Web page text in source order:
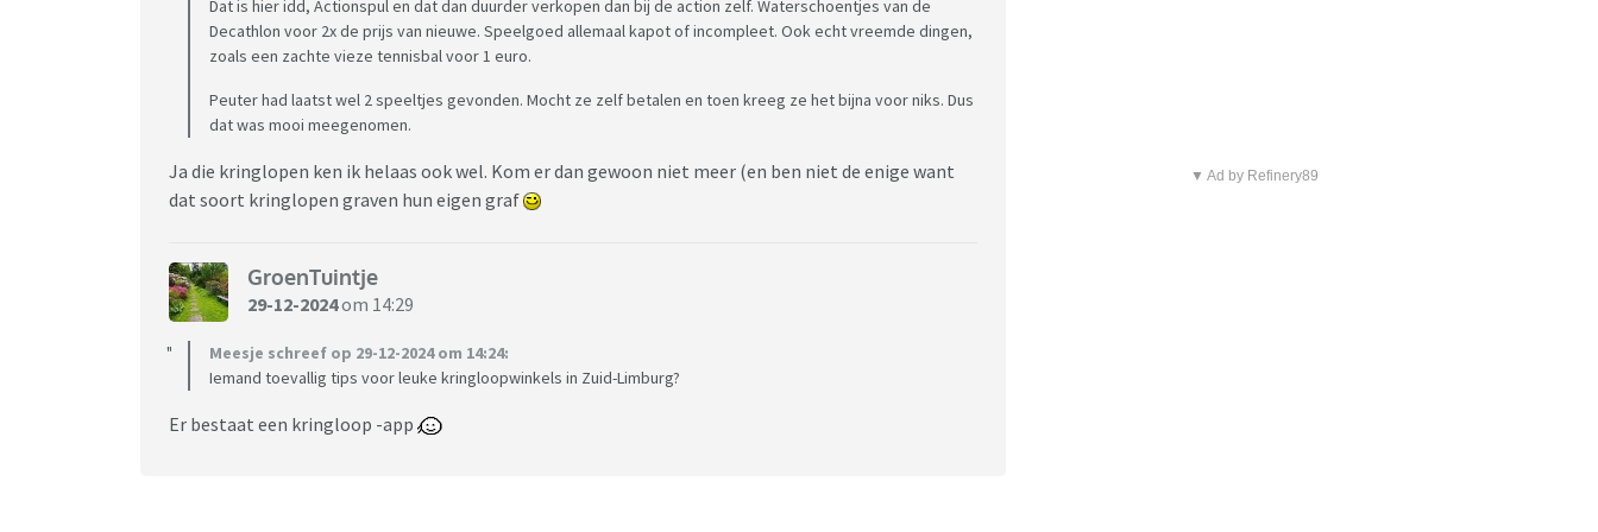
Dat is hier idd, Actionspul en dat dan duurder verkopen dan bij de action zelf. Waterschoentjes van de
Decathlon voor 2x de prijs van nieuwe. Speelgoed allemaal kapot of incompleet. Ook echt vreemde dingen,
zoals een zachte vieze tennisbal voor 1 euro.
Peuter had laatst wel 2 speeltjes gevonden. Mocht ze zelf betalen en toen kreeg ze het bijna voor niks. Dus
dat was mooi meegenomen.
Ja die kringlopen ken ik helaas ook wel. Kom er dan gewoon niet meer (en ben niet de enige want
dat soort kringlopen graven hun eigen graf
GroenTuintje
29-12-2024om 14:29
Meesje schreef op 29-12-2024 om 14:24:
Iemand toevallig tips voor leuke kringloopwinkels in Zuid-Limburg?
Er bestaat een kringloop -app
▼ Ad by Refinery89